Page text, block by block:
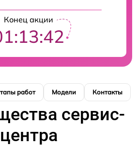
Конец акции
работ Модели Контакты
сервис-
центра